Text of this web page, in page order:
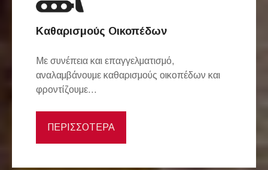
Καθαρισμούς Οικοπέδων
Με συνέπεια και επαγγελματισμό,
αναλαμβάνουμε καθαρισμούς οικοπέδων και
φροντίζουμε...
ΠΕΡΙΣΣΟΤΕΡΑ